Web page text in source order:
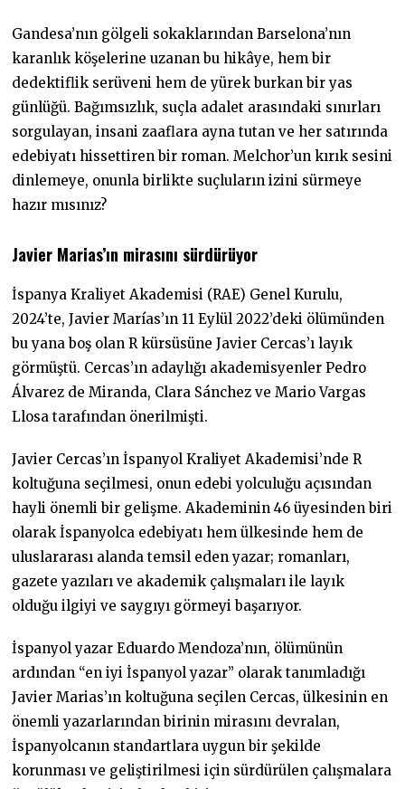
Gandesa’nın gölgeli sokaklarından Barselona’nın
karanlık köşelerine uzanan bu hikâye, hem bir
dedektiflik serüveni hem de yürek burkan bir yas
günlüğü. Bağımsızlık, suçla adalet arasındaki sınırları
sorgulayan, insani zaaflara ayna tutan ve her satırında
edebiyatı hissettiren bir roman. Melchor’un kırık sesini
dinlemeye, onunla birlikte suçluların izini sürmeye
hazır mısınız?
Javier Marias’ın mirasını sürdürüyor
İspanya Kraliyet Akademisi (RAE) Genel Kurulu,
2024’te, Javier Marías’ın 11 Eylül 2022’deki ölümünden
bu yana boş olan R kürsüsüne Javier Cercas’ı layık
görmüştü. Cercas’ın adaylığı akademisyenler Pedro
Álvarez de Miranda, Clara Sánchez ve Mario Vargas
Llosa tarafından önerilmişti.
Javier Cercas’ın İspanyol Kraliyet Akademisi’nde R
koltuğuna seçilmesi, onun edebi yolculuğu açısından
hayli önemli bir gelişme. Akademinin 46 üyesinden biri
olarak İspanyolca edebiyatı hem ülkesinde hem de
uluslararası alanda temsil eden yazar; romanları,
gazete yazıları ve akademik çalışmaları ile layık
olduğu ilgiyi ve saygıyı görmeyi başarıyor.
İspanyol yazar Eduardo Mendoza’nın, ölümünün
ardından “en iyi İspanyol yazar” olarak tanımladığı
Javier Marias’ın koltuğuna seçilen Cercas, ülkesinin en
önemli yazarlarından birinin mirasını devralan,
İspanyolcanın standartlara uygun bir şekilde
korunması ve geliştirilmesi için sürdürülen çalışmalara